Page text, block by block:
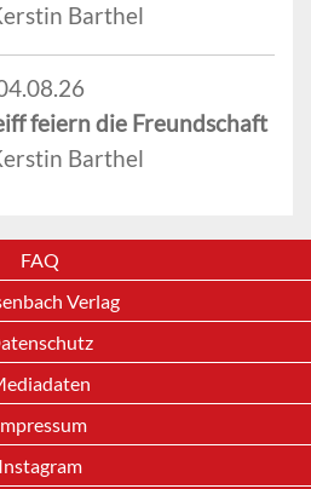
Barthel
feiern die Freundschaft
Barthel
FAQ
Verlag
Instagram